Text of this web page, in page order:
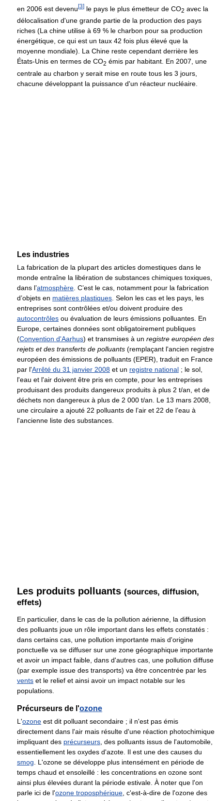
en 2006 est devenu[3] le pays le plus émetteur de CO2 avec la
délocalisation d'une grande partie de la production des pays
riches (La chine utilise à 69 % le charbon pour sa production
énergétique, ce qui est un taux 42 fois plus élevé que la
moyenne mondiale). La Chine reste cependant derrière les
États-Unis en termes de CO2 émis par habitant. En 2007, une
centrale au charbon y serait mise en route tous les 3 jours,
chacune développant la puissance d'un réacteur nucléaire.
Les industries
La fabrication de la plupart des articles domestiques dans le
monde entraîne la libération de substances chimiques toxiques,
dans l’atmosphère . C’est le cas, notamment pour la fabrication
d’objets en matières plastiques . Selon les cas et les pays, les
entreprises sont contrôlées et/ou doivent produire des
autocontrôles ou évaluation de leurs émissions polluantes. En
Europe, certaines données sont obligatoirement publiques
(Convention d'Aarhus) et transmises à un registre européen des
rejets et des transferts de polluants (remplaçant l'ancien registre
européen des émissions de polluants (EPER), traduit en France
par l'Arrêté du 31 janvier 2008 et un registre national ; le sol,
l'eau et l'air doivent être pris en compte, pour les entreprises
produisant des produits dangereux produits à plus 2 t/an, et de
déchets non dangereux à plus de 2 000 t/an. Le 13 mars 2008,
une circulaire a ajouté 22 polluants de l’air et 22 de l’eau à
l'ancienne liste des substances.
Les produits polluants (sources, diffusion,
effets)
En particulier, dans le cas de la pollution aérienne, la diffusion
des polluants joue un rôle important dans les effets constatés :
dans certains cas, une pollution importante mais d'origine
ponctuelle va se diffuser sur une zone géographique importante
et avoir un impact faible, dans d'autres cas, une pollution diffuse
(par exemple issue des transports) va être concentrée par les
vents et le relief et ainsi avoir un impact notable sur les
populations.
Précurseurs de l'ozone
L'ozone est dit polluant secondaire ; il n'est pas émis
directement dans l'air mais résulte d'une réaction photochimique
impliquant des précurseurs , des polluants issus de l'automobile,
essentiellement les oxydes d'azote. Il est une des causes du
smog . L'ozone se développe plus intensément en période de
temps chaud et ensoleillé : les concentrations en ozone sont
ainsi plus élevées durant la période estivale. À noter que l'on
parle ici de l'ozone troposphérique , c'est-à-dire de l'ozone des